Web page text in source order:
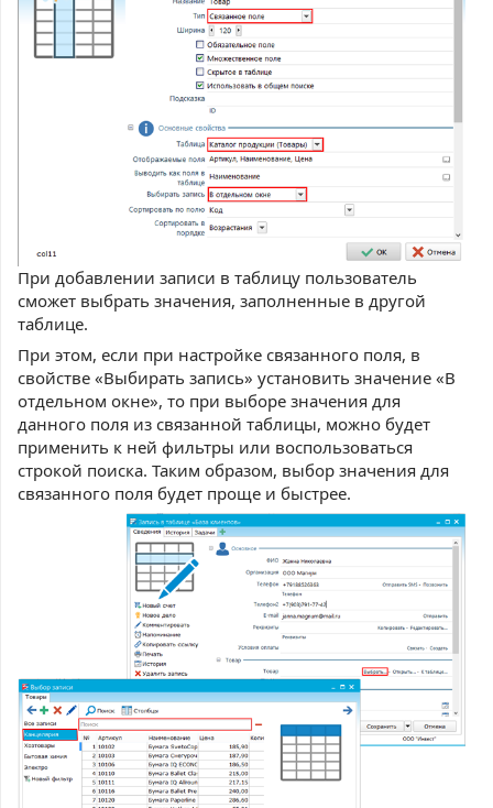
При добавлении записи в таблицу пользователь
сможет выбрать значения, заполненные в другой
таблице.
При этом, если при настройке связанного поля, в
свойстве «Выбирать запись» установить значение «В
отдельном окне», то при выборе значения для
данного поля из связанной таблицы, можно будет
применить к ней фильтры или воспользоваться
строкой поиска. Таким образом, выбор значения для
связанного поля будет проще и быстрее.